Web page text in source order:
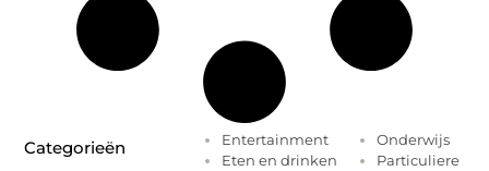
Categorieën
Entertainment
Eten en drinken
Onderwijs
Particuliere